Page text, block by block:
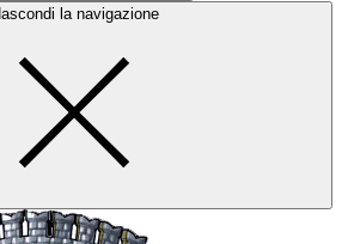
la navigazione